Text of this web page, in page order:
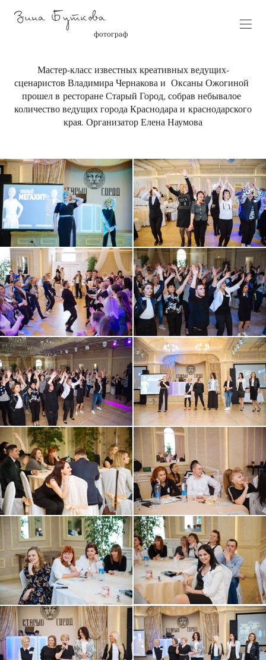
Мастер-класс известных креативных ведущих-
сценаристов Владимира Чернакова и Оксаны Ожогиной
прошел в ресторане Старый Город, собрав небывалое
количество ведущих города Краснодара и краснодарского
края. Организатор Елена Наумова